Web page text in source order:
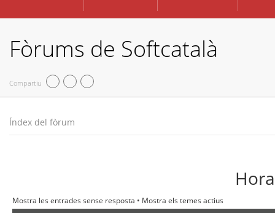
Fòrums de Softcatalà
Compartiu
Índex del fòrum
Mostra les entrades sense resposta • Mostra els temes actius